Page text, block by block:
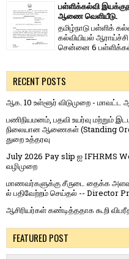
பள்ளிக்கல்வி
ஆணை வெளியீடு.
தமிழ்நாடு பள்ளிக்
கல்வியியல் ஆராய்ச்சி
சென்னை 6
RECENT POSTS
ஆக. 10 உள்ளூர் விடுமுறை - மாவட்ட
பணிநியமனம், பதவி உயர்வு மற்றும்
நிலையான ஆணைகள் (Standing
துறை உத்தரவு
July 2026 Pay slip ஐ IFHRMS
வழிமுறை
மாணவர்களுக்கு சீருடை தைக்க
ல் பதிவேற்றம் செய்தல் -- Director
ஆசிரியர்கள் கண்டித்ததாக கூறி
FEATURED POST